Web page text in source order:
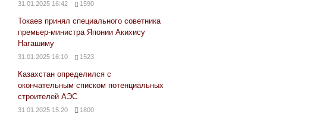
31.01.2025 16:42 1590
Токаев принял специального советника
премьер-министра Японии Акихису
Нагашиму
31.01.2025 16:10 1523
Казахстан определился с
окончательным списком потенциальных
строителей АЭС
31.01.2025 15:20 1800